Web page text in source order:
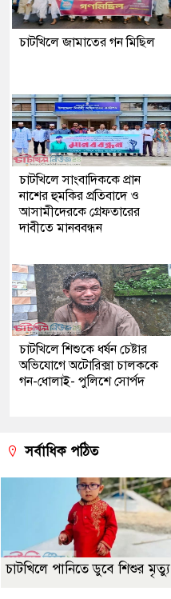
চাটখিলে জামাতের গন মিছিল
চাটখিলে সাংবাদিককে প্রান
নাশের হুমকির প্রতিবাদে ও
আসামীদেরকে গ্রেফতারের
দাবীতে মানববন্ধন
চাটখিলে শিশুকে ধর্ষন চেষ্টার
অভিযোগে অটোরিক্সা চালককে
গন-ধোলাই- পুলিশে সোর্পদ
সর্বাধিক পঠিত
চাটখিলে পানিতে ডুবে শিশুর মৃত্যু